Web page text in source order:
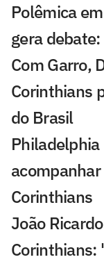
Polêmica
gera
Com Garro,
Corinthians
do Brasil
Corinthians
João
Corinthians: